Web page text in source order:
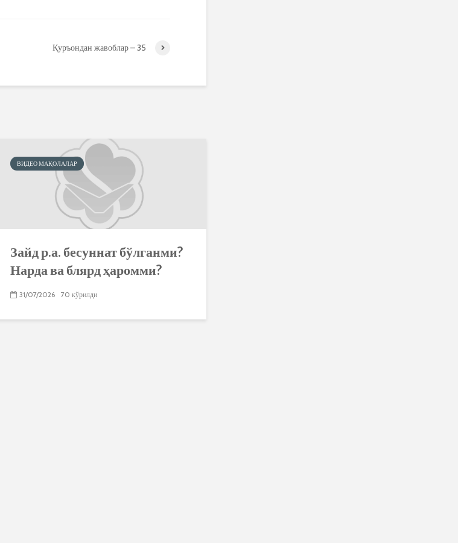
Қуръондан жавоблар – 35
ВИДЕО МАҚОЛАЛАР
Зайд р.а. бесуннат бўлганми?
Нарда ва блярд ҳаромми?
31/07/2026 70 кўрилди